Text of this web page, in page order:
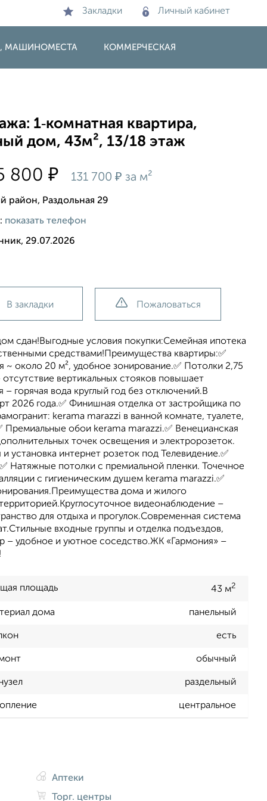
Закладки Личный кабинет
МАШИНОМЕСТА КОММЕРЧЕСКАЯ
1‑комнатная квартира,
дом, 43м², 13/18 этаж
800₽ 131 700₽ за м²
район, Раздольная 29
показать телефон
29.07.2026
В закладки Пожаловаться
сдан!Выгодные условия покупки:Семейная ипотека
средствами!Преимущества квартиры:✅
~ около 20 м², удобное зонирование.✅ Потолки 2,75
вертикальных стояков повышает
горячая вода круглый год без отключений.В
2026 года.✅ Финишная отделка от застройщика по
kerama marazzi в ванной комнате, туалете,
Премиальные обои kerama marazzi.✅ Венецианская
точек освещения и электророзеток.
интернет розеток под Телевидение.✅
Натяжные потолки с премиальной пленки. Точечное
с гигиеническим душем kerama marazzi.✅
дома и жилого
видеонаблюдение –
для отдыха и прогулок.Современная система
входные группы и отделка подъездов,
– удобное и уютное соседство.ЖК «Гармония» –
площадь 43 м2
дома панельный
есть
обычный
раздельный
центральное
Аптеки
Торг. центры